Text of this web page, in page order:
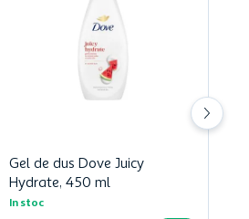
Gel de dus Dove Juicy
Hydrate, 450 ml
In stoc